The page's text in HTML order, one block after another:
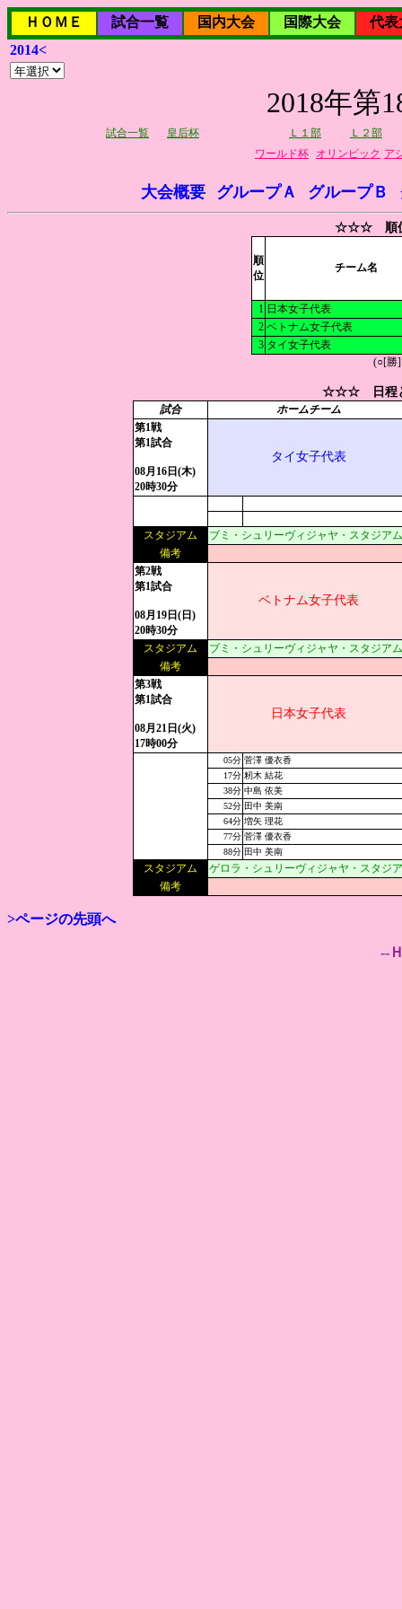
ＨＯＭＥ 試合一覧 国内大会 国際大会
代表
2014<
2018年第
試合一覧 皇后杯 Ｌ１部
Ｌ２部
ワールド杯
オリンピック ア
大会概要 グループＡ グループＢ
☆☆☆ 順
順
位
チーム名
1 日本女子代表
2 ベトナム女子代表
3 タイ女子代表
(○[勝
☆☆☆ 日程
試合
ホームチーム
第1戦
第1試合
08月16日(木)
20時30分
タイ女子代表
スタジアム
ブミ・シュリーヴィジャヤ・スタジア
備考
第2戦
第1試合
08月19日(日)
20時30分
ベトナム女子代表
スタジアム
ブミ・シュリーヴィジャヤ・スタジア
備考
第3戦
第1試合
08月21日(火)
17時00分
日本女子代表
05分 菅澤 優衣香
17分 籾木 結花
38分 中島 依美
52分 田中 美南
64分 増矢 理花
77分 菅澤 優衣香
88分 田中 美南
スタジアム
ゲロラ・シュリーヴィジャヤ・スタジ
備考
>ページの先頭へ
--